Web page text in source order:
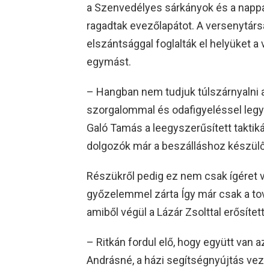
a Szenvedélyes sárkányok és a
ragadtak evezőlapátot. A
elszántsággal foglalták el helyüket
egymást.
– Hangban nem tudjuk túlszárnyalni
szorgalommal és odafigyeléssel
Galó Tamás a leegyszerűsített
dolgozók már a beszálláshoz
Részükről pedig ez nem csak
győzelemmel zárta Így már csak a
amiből végül a Lázár Zsolttal
– Ritkán fordul elő, hogy együtt van
Andrásné, a házi segítségnyújtás